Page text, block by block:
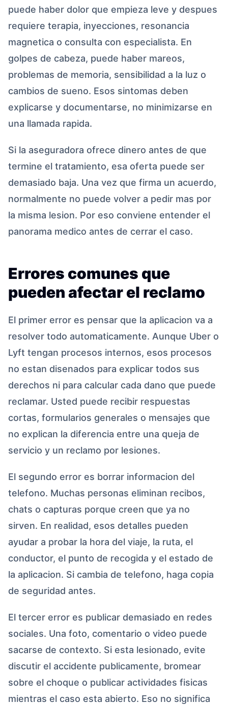
puede haber dolor que empieza leve y despues
requiere terapia, inyecciones, resonancia
magnetica o consulta con especialista. En
golpes de cabeza, puede haber mareos,
problemas de memoria, sensibilidad a la luz o
cambios de sueno. Esos sintomas deben
explicarse y documentarse, no minimizarse en
una llamada rapida.
Si la aseguradora ofrece dinero antes de que
termine el tratamiento, esa oferta puede ser
demasiado baja. Una vez que firma un acuerdo,
normalmente no puede volver a pedir mas por
la misma lesion. Por eso conviene entender el
panorama medico antes de cerrar el caso.
Errores comunes que
pueden afectar el reclamo
El primer error es pensar que la aplicacion va a
resolver todo automaticamente. Aunque Uber o
Lyft tengan procesos internos, esos procesos
no estan disenados para explicar todos sus
derechos ni para calcular cada dano que puede
reclamar. Usted puede recibir respuestas
cortas, formularios generales o mensajes que
no explican la diferencia entre una queja de
servicio y un reclamo por lesiones.
El segundo error es borrar informacion del
telefono. Muchas personas eliminan recibos,
chats o capturas porque creen que ya no
sirven. En realidad, esos detalles pueden
ayudar a probar la hora del viaje, la ruta, el
conductor, el punto de recogida y el estado de
la aplicacion. Si cambia de telefono, haga copia
de seguridad antes.
El tercer error es publicar demasiado en redes
sociales. Una foto, comentario o video puede
sacarse de contexto. Si esta lesionado, evite
discutir el accidente publicamente, bromear
sobre el choque o publicar actividades fisicas
mientras el caso esta abierto. Eso no significa